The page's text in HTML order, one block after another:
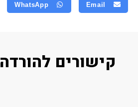
Email
WhatsApp
קישורים להורדה